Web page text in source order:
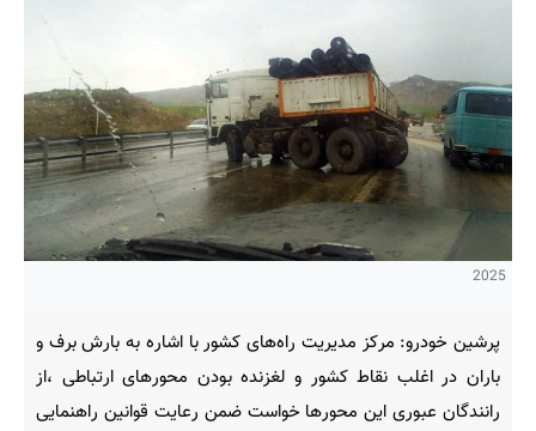
2025
پرشین خودرو: مركز مدیریت راه‌های كشور با اشاره به بارش برف و
باران در اغلب نقاط كشور و لغزنده بودن محورهای ارتباطی ،از
رانندگان عبوری این محورها خواست ضمن رعایت قوانین راهنمایی